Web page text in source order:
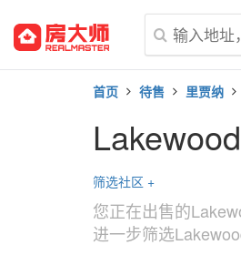
首页 待售 里贾纳
筛选社区 +
您正在出售的
进一步筛选